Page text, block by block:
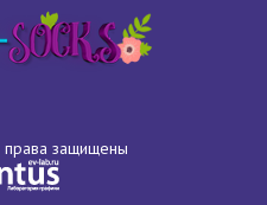
защищены